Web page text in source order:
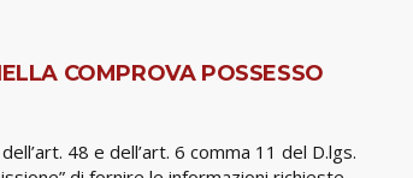
COMPROVA POSSESSO
48 e dell’art. 6 comma 11 del D.lgs.